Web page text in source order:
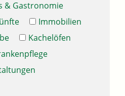
& Gastronomie
Immobilien
Kachelöfen